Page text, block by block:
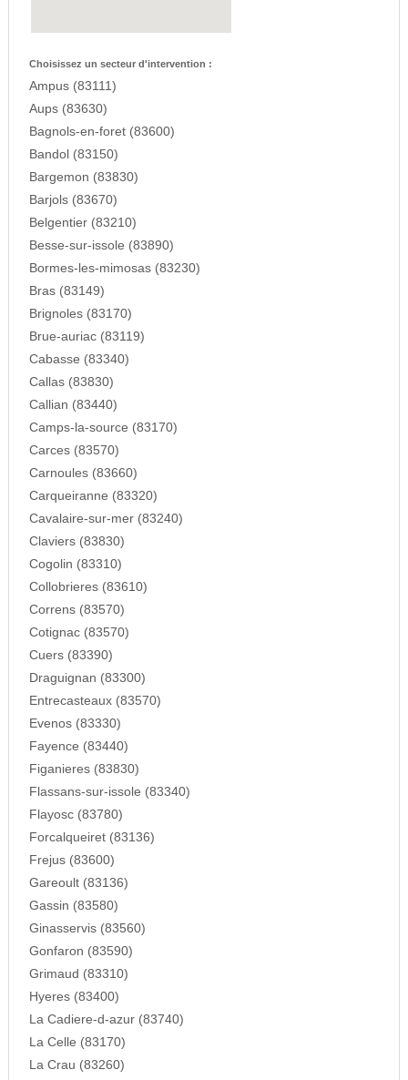
Choisissez un secteur d'intervention :
Ampus (83111)
Aups (83630)
Bagnols-en-foret (83600)
Bandol (83150)
Bargemon (83830)
Barjols (83670)
Belgentier (83210)
Besse-sur-issole (83890)
Bormes-les-mimosas (83230)
Bras (83149)
Brignoles (83170)
Brue-auriac (83119)
Cabasse (83340)
Callas (83830)
Callian (83440)
Camps-la-source (83170)
Carces (83570)
Carnoules (83660)
Carqueiranne (83320)
Cavalaire-sur-mer (83240)
Claviers (83830)
Cogolin (83310)
Collobrieres (83610)
Correns (83570)
Cotignac (83570)
Cuers (83390)
Draguignan (83300)
Entrecasteaux (83570)
Evenos (83330)
Fayence (83440)
Figanieres (83830)
Flassans-sur-issole (83340)
Flayosc (83780)
Forcalqueiret (83136)
Frejus (83600)
Gareoult (83136)
Gassin (83580)
Ginasservis (83560)
Gonfaron (83590)
Grimaud (83310)
Hyeres (83400)
La Cadiere-d-azur (83740)
La Celle (83170)
La Crau (83260)